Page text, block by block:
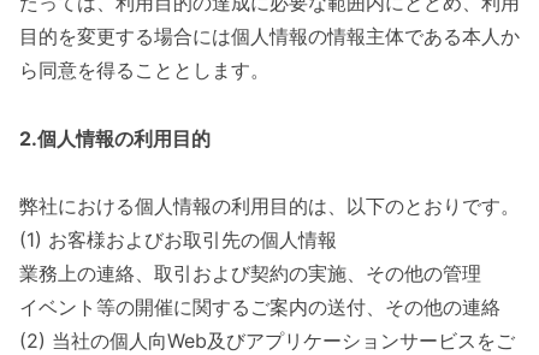
目的を変更する場合には個人情報の情報主体である本人か
ら同意を得ることとします。
2.個人情報の利用目的
弊社における個人情報の利用目的は、以下のとおりです。
(1) お客様およびお取引先の個人情報
業務上の連絡、取引および契約の実施、その他の管理
イベント等の開催に関するご案内の送付、その他の連絡
(2) 当社の個人向Web及びアプリケーションサービスをご